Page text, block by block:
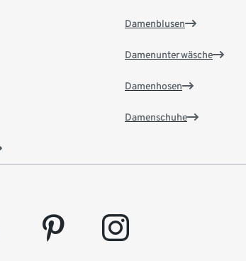
Damenblusen
Damenunterwäsche
Damenhosen
Damenschuhe
pinterest instagram